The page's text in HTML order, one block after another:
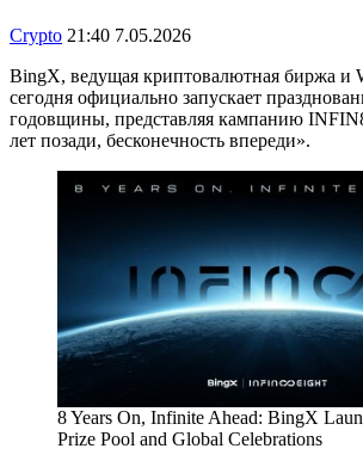
Crypto 21:40 7.05.2026
BingX, ведущая криптовалютная биржа и
сегодня официально запускает
годовщины, представляя кампанию
лет позади, бесконечность впереди».
8 Years On, Infinite Ahead: BingX
Prize Pool and Global Celebrations